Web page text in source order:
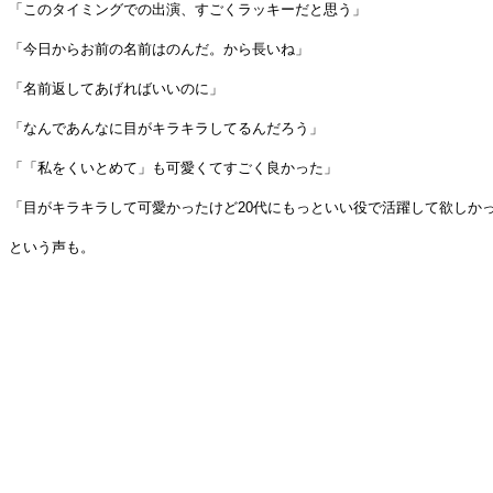
「このタイミングでの出演、すごくラッキーだと思う」
「今日からお前の名前はのんだ。から長いね」
「名前返してあげればいいのに」
「なんであんなに目がキラキラしてるんだろう」
「「私をくいとめて」も可愛くてすごく良かった」
「目がキラキラして可愛かったけど20代にもっといい役で活躍して欲しか
という声も。